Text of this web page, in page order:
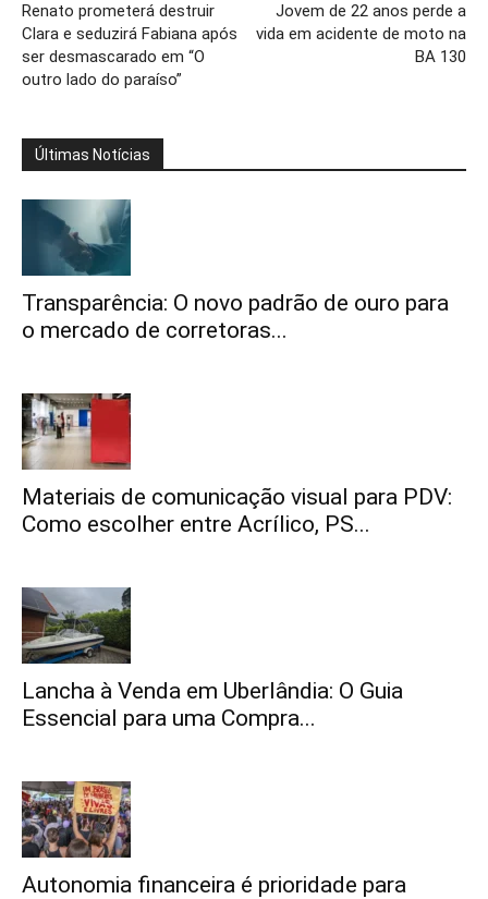
Renato prometerá destruir
Clara e seduzirá Fabiana após
ser desmascarado em “O
outro lado do paraíso”
Jovem de 22 anos perde a
vida em acidente de moto na
BA 130
Últimas Notícias
Transparência: O novo padrão de ouro para
o mercado de corretoras...
Materiais de comunicação visual para PDV:
Como escolher entre Acrílico, PS...
Lancha à Venda em Uberlândia: O Guia
Essencial para uma Compra...
Autonomia financeira é prioridade para